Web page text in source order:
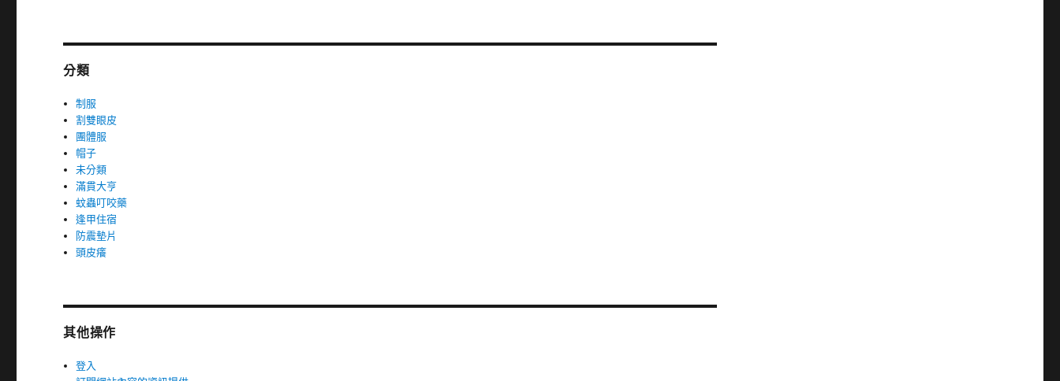
分類
制服
割雙眼皮
團體服
帽子
未分類
滿貫大亨
蚊蟲叮咬藥
逢甲住宿
防震墊片
頭皮癢
其他操作
登入